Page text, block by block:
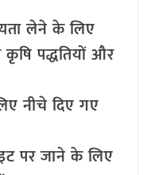
लेने के लिए
पद्धतियों और
नीचे दिए गए
पर जाने के लिए